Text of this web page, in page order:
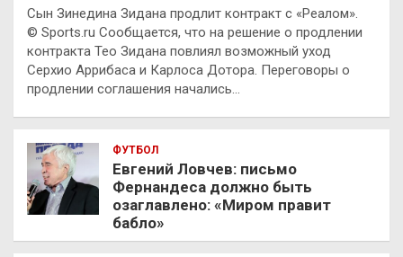
Сын Зинедина Зидана продлит контракт с «Реалом».
© Sports.ru Сообщается, что на решение о продлении
контракта Тео Зидана повлиял возможный уход
Серхио Аррибаса и Карлоса Дотора. Переговоры о
продлении соглашения начались…
ФУТБОЛ
Евгений Ловчев: письмо
Фернандеса должно быть
озаглавлено: «Миром правит
бабло»